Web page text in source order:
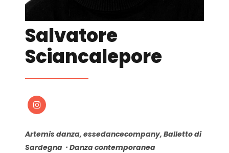
Salvatore
Sciancalepore
Artemis danza, essedancecompany, Balletto di
Sardegna・Danza contemporanea